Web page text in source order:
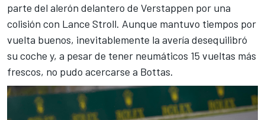
parte del alerón delantero de Verstappen por una
colisión con Lance Stroll. Aunque mantuvo tiempos por
vuelta buenos, inevitablemente la avería desequilibró
su coche y, a pesar de tener neumáticos 15 vueltas más
frescos, no pudo acercarse a Bottas.